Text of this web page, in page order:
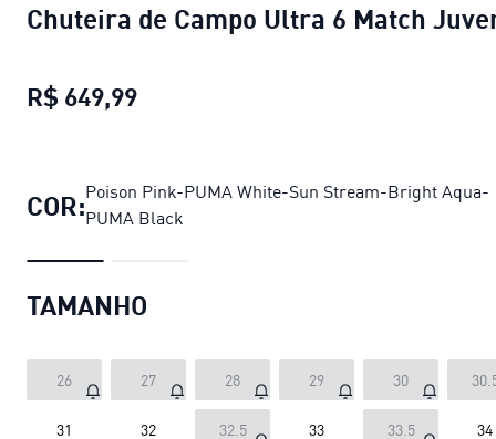
Chuteira de Campo Ultra 6 Match
R$ 649,99
COR:Poison Pink-PUMA White-Sun Stream-Bright Aqua-
PUMA Black
TAMANHO
26 27 28 29 30
31 32 32.5 33 33.5 34